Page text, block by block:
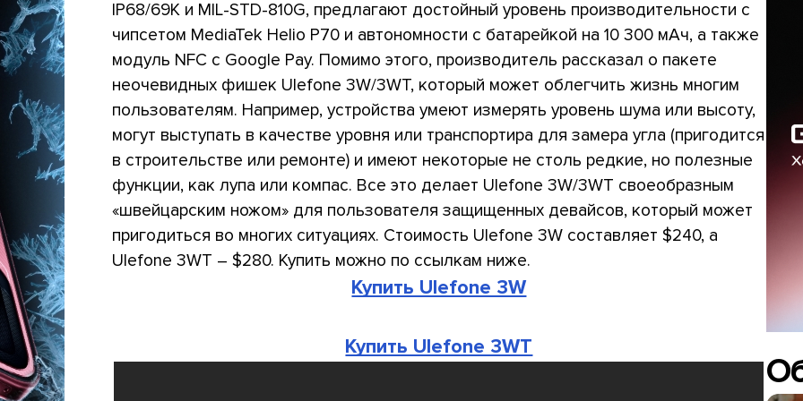
IP68/69K и MIL-STD-810G, предлагают достойный уровень производительности с
чипсетом MediaTek Helio P70 и автономности с батарейкой на 10 300 мАч, а также
модуль NFC с Google Pay. Помимо этого, производитель рассказал о пакете
неочевидных фишек Ulefone 3W/3WT, который может облегчить жизнь многим
пользователям. Например, устройства умеют измерять уровень шума или высоту,
могут выступать в качестве уровня или транспортира для замера угла (пригодится
в строительстве или ремонте) и имеют некоторые не столь редкие, но полезные
функции, как лупа или компас. Все это делает Ulefone 3W/3WT своеобразным
«швейцарским ножом» для пользователя защищенных девайсов, который может
пригодиться во многих ситуациях. Стоимость Ulefone 3W составляет $240, а
Ulefone 3WT – $280. Купить можно по ссылкам ниже.
Купить Ulefone 3W
Купить Ulefone 3WT